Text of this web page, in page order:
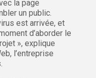
la page
un public.
est arrivée, et
d’aborder le
», explique
l’entreprise